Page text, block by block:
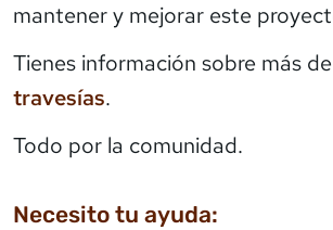
mantener y mejorar este
Tienes información sobre más de
travesías.
Todo por la comunidad.
Necesito tu ayuda: